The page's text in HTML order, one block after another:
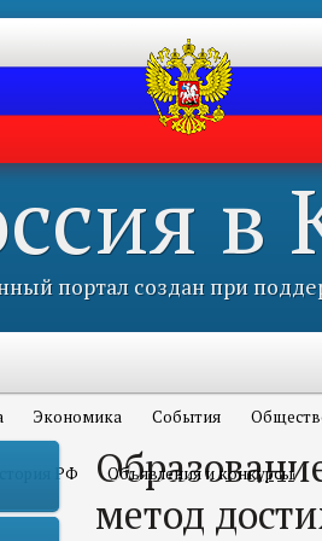
в
портал создан при
Экономика События
РФ Объявления и конкурсы
метод